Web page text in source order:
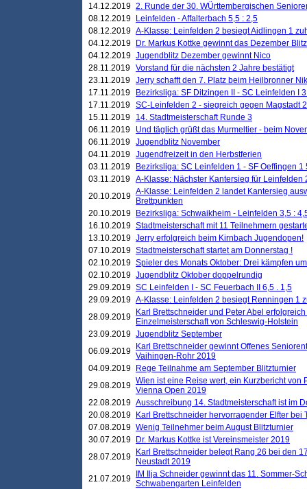
14.12.2019 2. Runde der 30. WÜrttembergischen
08.12.2019
Leinfelden - Affalterbach 5,5 : 2,5
08.12.2019 A-Klasse: Leinfelden 2 besiegt Aidlingen 1
04.12.2019
Dr. Markus Kottke gewinnt das Dezember
04.12.2019 Jugendblitz Dezember gewinnt Nico
28.11.2019 Vorstand für die nächsten 2 Jahre bestätigt
23.11.2019 Jerry schafft den 7. Platz beim Heilbronner
17.11.2019
Bezirksliga: SF Ditzingen II - SC Leinfelden I
17.11.2019 SC-Leinfelden 2 - siegreich gegen Magstadt 2
15.11.2019
14. Stadtmeisterschaft Runde 3
06.11.2019
Und täglich grüßt das Murmeltier - beim
06.11.2019 Jugendblitz November
04.11.2019 Jugendfreizeit in den Herbstferien
03.11.2019
Bezirksliga: SC Leinfelden 1 - SF Oeffingen 1
03.11.2019 A-Klasse: Nächster Kantersieg für Leinfelden
20.10.2019 A-Klasse: Leinfelden 2 landet Kantersieg
Brettpunkten
20.10.2019
Bezirksliga: Schwaikheim - Leinfelden 3,5 :
16.10.2019 Stadtmeisterschaft mit 11 Teilnehmern
13.10.2019 Jerry erfolgreich beim Kirnbach Jugendopen!
07.10.2019 Stadtmeisterschaft startet am Donnerstag !
02.10.2019 Spieler des Monats Oktober: Drei kämpfen
02.10.2019 Jugendblitz Oktober doppelrundig
29.09.2019 SC Leinfelden I - SC Feuerbach II 6,5 . 1,5
29.09.2019 A-Klasse: Leinfelden 2 besiegt Renningen 1
28.09.2019
Karl Brettschneider und Peter Abel
Einzelmeisterschaft von Schleswig-Holstein
23.09.2019 Jugendblitz September
06.09.2019
Karl Brettschneider gewinnt Offenes
Vaihingen-Rohr 2019
04.09.2019
Rege Teilnahme am September Blitzturnier
29.08.2019 Wien ist eine Reise wert, ein Kurzbericht von
Vienna Open 2019
22.08.2019 Ausschreibung 14. Stadtmeisterschaft ist im
20.08.2019
Karl Brettschneider hervorragender Elfter bei
07.08.2019 Wenig Teilnehmer beim August Blitzturnier
30.07.2019
Dr. Markus Kottke ist Vereinsmeister 2019
28.07.2019
Karl Brettschneider belegt Rang 26 bei den
Neustadt 2019
21.07.2019
IM Ilja Schneider gewinnt das 11. Sommer-
Schwabengarten Leinfelden